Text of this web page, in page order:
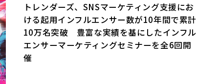
トレンダーズ、SNSマーケティング支援にお
ける起用インフルエンサー数が10年間で累計
10万名突破 豊富な実績を基にしたインフル
エンサーマーケティングセミナーを全6回開
催